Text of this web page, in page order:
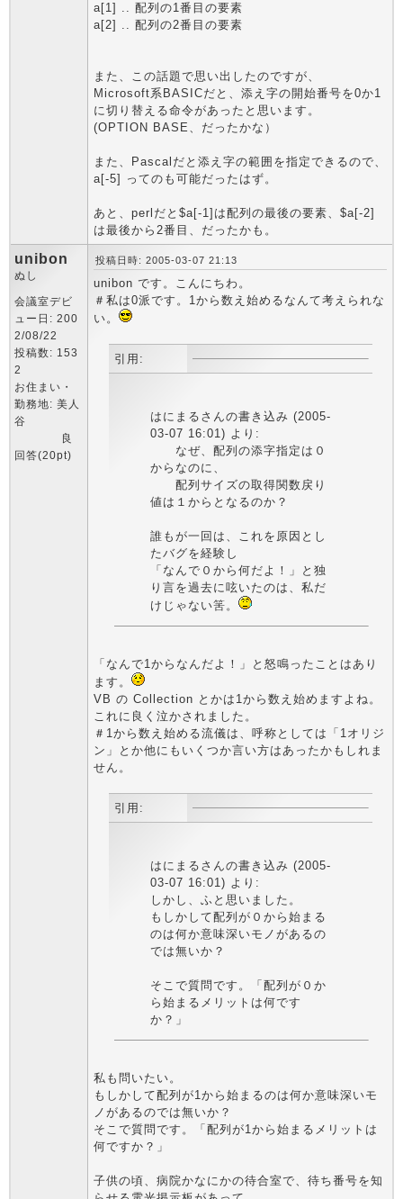
a[1] .. 配列の1番目の要素
a[2] .. 配列の2番目の要素
また、この話題で思い出したのですが、
Microsoft系BASICだと、添え字の開始番号を0か1
に切り替える命令があったと思います。
(OPTION BASE、だったかな）
また、Pascalだと添え字の範囲を指定できるので、
a[-5] ってのも可能だったはず。
あと、perlだと$a[-1]は配列の最後の要素、$a[-2]
は最後から2番目、だったかも。
unibon
ぬし
会議室デビ
ュー日: 200
2/08/22
投稿数: 153
2
お住まい・
勤務地: 美人
谷
良
回答(20pt)
投稿日時: 2005-03-07 21:13
unibon です。こんにちわ。
＃私は0派です。1から数え始めるなんて考えられな
い。
引用:
はにまるさんの書き込み (2005-
03-07 16:01) より:
なぜ、配列の添字指定は０
からなのに、
配列サイズの取得関数戻り
値は１からとなるのか？
誰もが一回は、これを原因とし
たバグを経験し
「なんで０から何だよ！」と独
り言を過去に呟いたのは、私だ
けじゃない筈。
「なんで1からなんだよ！」と怒鳴ったことはあり
ます。
VB の Collection とかは1から数え始めますよね。
これに良く泣かされました。
＃1から数え始める流儀は、呼称としては「1オリジ
ン」とか他にもいくつか言い方はあったかもしれま
せん。
引用:
はにまるさんの書き込み (2005-
03-07 16:01) より:
しかし、ふと思いました。
もしかして配列が０から始まる
のは何か意味深いモノがあるの
では無いか？
そこで質問です。「配列が０か
ら始まるメリットは何です
か？」
私も問いたい。
もしかして配列が1から始まるのは何か意味深いモ
ノがあるのでは無いか？
そこで質問です。「配列が1から始まるメリットは
何ですか？」
子供の頃、病院かなにかの待合室で、待ち番号を知